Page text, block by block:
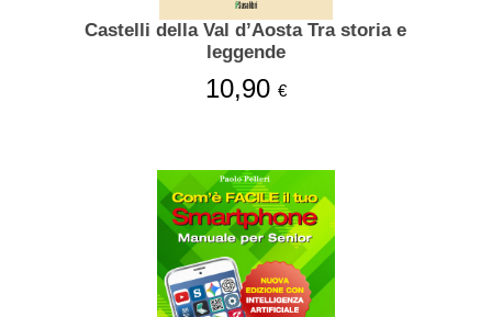
Castelli della Val d’Aosta Tra storia e
leggende
10,90 €